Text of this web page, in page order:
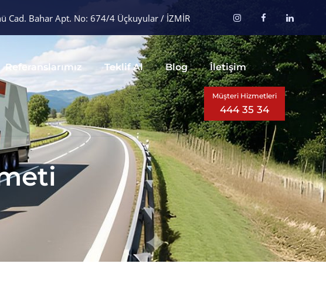
Cad. Bahar Apt. No: 674/4 Üçkuyular / İZMİR
Referanslarımız Teklif Al Blog İletişim
Müşteri Hizmetleri
444 35 34